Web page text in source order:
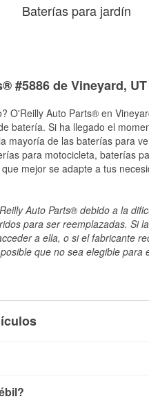
Baterías para jardín
#5886 de Vineyard, UT
O'Reilly Auto Parts® en
batería. Si ha llegado el
mayoría de las baterías para
para motocicleta, baterías
mejor se adapte a tus
Auto Parts® debido a la
para ser reemplazadas. Si
a ella, o si el fabricante
que no sea elegible para